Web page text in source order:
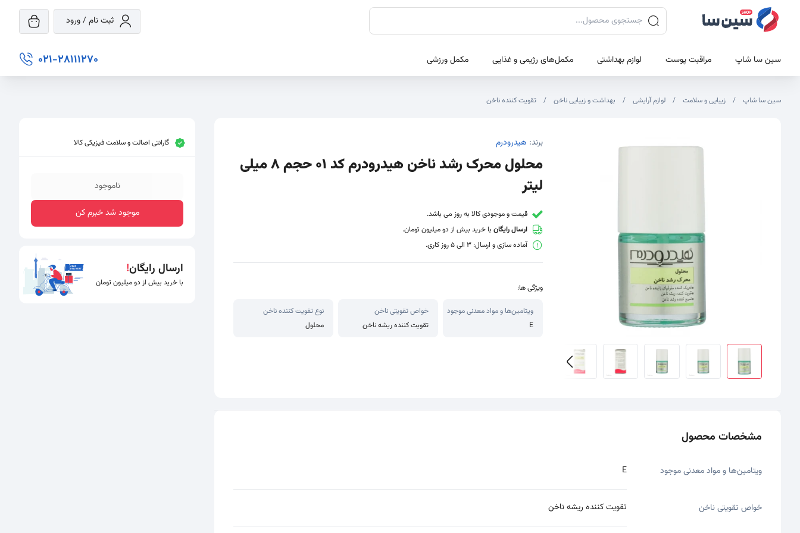
ثبت نام / ورود
جستجوی محصولات
سین سا شاپ مراقبت پوست لوازم بهداشتی مکمل‌های رژیمی و غذایی مکمل ورزشی 021-28111270
سین سا شاپ زیبایی و سلامت لوازم آرایشی بهداشت و زیبایی ناخن تقویت کننده ناخن
برند: هیدرودرم
محلول محرک رشد ناخن هیدرودرم کد 01 حجم 8 میلی
لیتر
قیمت و موجودی کالا به روز می باشد.
ارسال رایگان با خرید بیش از دو میلیون تومان.
آماده سازی و ارسال: 3 الی 5 روز کاری.
ویژگی ها:
ویتامین‌ها و مواد معدنی موجود
E
خواص تقویتی ناخن
تقویت کننده ریشه ناخن
نوع تقویت کننده ناخن
محلول
سایر تصاویر محصول - تصاویر بندانگشتی
مشخصات محصول
ویتامین‌ها و مواد معدنی موجود E
خواص تقویتی ناخن تقویت کننده ریشه ناخن
گارانتی اصالت و سلامت فیزیکی کالا
ناموجود
موجود شد خبرم کن
ارسال رایگان!
با خرید بیش از دو میلیون تومان